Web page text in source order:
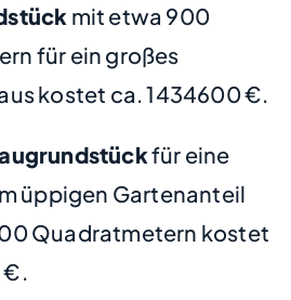
mit etwa 900
für ein großes
kostet ca. 1434600 €.
für eine
üppigen Gartenanteil
Quadratmetern kostet
€.